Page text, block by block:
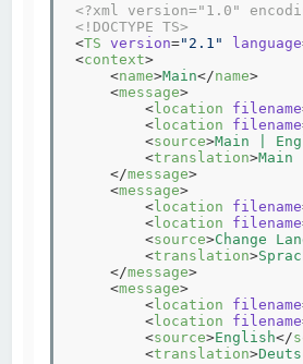
<?xml version="1.0"
<!DOCTYPE TS>
<TS version="2.1" language
<context>
<name>Main</name>
<message>
< location filename
< location filename
<source>Main |
<translation>Main
</message>
<message>
< location filename
< location filename
<source>Change
<translation>
</message>
<message>
< location filename
< location filename
<source>English</
<translation>